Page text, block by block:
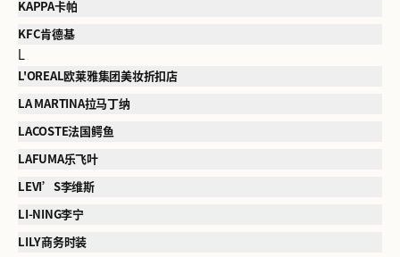
KAPPA卡帕
KFC肯德基
L
L'OREAL欧莱雅集团美妆折扣店
LA MARTINA拉马丁纳
LACOSTE法国鳄鱼
LAFUMA乐飞叶
LEVI’S李维斯
LI-NING李宁
LILY商务时装